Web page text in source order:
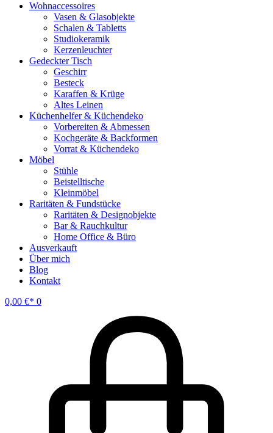
Wohnaccessoires
Vasen & Glasobjekte
Schalen & Tabletts
Studiokeramik
Kerzenleuchter
Gedeckter Tisch
Geschirr
Besteck
Karaffen & Krüge
Altes Leinen
Küchenhelfer & Küchendeko
Vorbereiten & Abmessen
Kochgeräte & Backformen
Vorrat & Küchendeko
Möbel
Stühle
Beistelltische
Kleinmöbel
Raritäten & Fundstücke
Raritäten & Designobjekte
Bar & Rauchkultur
Home Office & Büro
Ausverkauft
Über mich
Blog
Kontakt
0,00 € 0